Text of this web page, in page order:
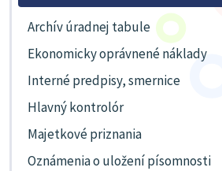
Archív úradnej tabule
Ekonomicky oprávnené náklady
Interné predpisy, smernice
Hlavný kontrolór
Majetkové priznania
Oznámenia o uložení písomnosti